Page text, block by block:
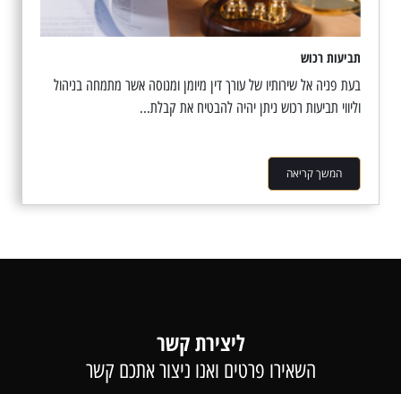
תביעות רכוש
בעת פניה אל שירותיו של עורך דין מיומן ומנוסה אשר מתמחה בניהול
וליווי תביעות רכוש ניתן יהיה להבטיח את קבלת...
המשך קריאה
ליצירת קשר
השאירו פרטים ואנו ניצור אתכם קשר